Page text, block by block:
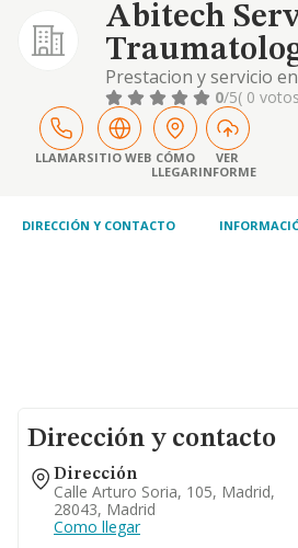
Abitech
Prestacion y servicio
denominacion y razon
a la sociedad de los
inherentes a dicho
la relacion juridica
0/5( 0
LLAMARSITIO WEB CÓMO
LLEGAR
VER
INFORME
DIRECCIÓN Y CONTACTO
Dirección y contacto
Dirección
Calle Arturo Soria, 105, Madrid,
28043, Madrid
Como llegar